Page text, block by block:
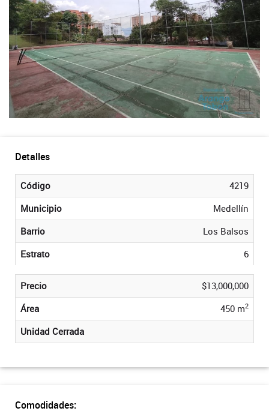
Detalles
Código
4219
Municipio
Medellín
Barrio
Los Balsos
Estrato
6
Precio
$13,000,000
Área
450 m2
Unidad Cerrada
Comodidades: